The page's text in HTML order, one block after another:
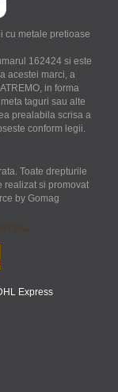
cu metale pretioase
162424 si este
acestei marci, a
in forma
taguri sau alte
prealabila scrisa a
conform legii.
Toate drepturile
realizat si promovat
by Gomag
Express